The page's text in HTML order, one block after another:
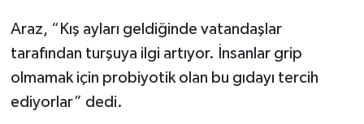
Araz, “Kış ayları geldiğinde vatandaşlar
tarafından turşuya ilgi artıyor. İnsanlar grip
olmamak için probiyotik olan bu gıdayı tercih
ediyorlar” dedi.